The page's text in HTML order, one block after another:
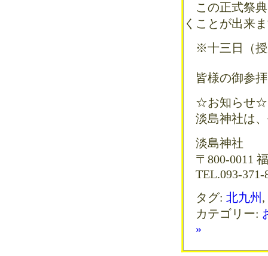
この正式祭典
くことが出来
※十三日（授
皆様の御参拝
☆お知らせ☆
淡島神社は、
淡島神社
〒800-0011
TEL.093-371-
タグ: 北九州 ,
カテゴリー:
»